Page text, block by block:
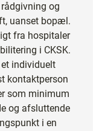
og
uanset bopæl.
fra hospitaler
i CKSK.
individuelt
kontaktperson
som minimum
og afsluttende
i en